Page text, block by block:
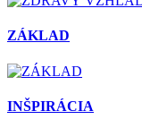
ZÁKLAD
INŠPIRÁCIA